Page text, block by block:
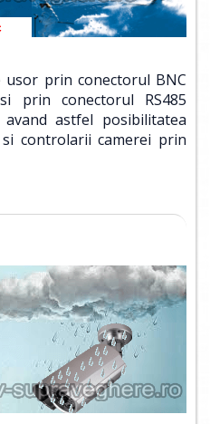
usor prin conectorul BNC
prin conectorul RS485
astfel posibilitatea
controlarii camerei prin